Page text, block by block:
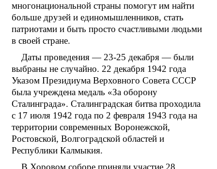
многонациональной страны помогут им найти
больше друзей и единомышленников, стать
патриотами и быть просто счастливыми людьми
в своей стране.
Даты проведения — 23-25 декабря — были
выбраны не случайно. 22 декабря 1942 года
Указом Президиума Верховного Совета СССР
была учреждена медаль «За оборону
Сталинграда». Сталинградская битва проходила
с 17 июля 1942 года по 2 февраля 1943 года на
территории современных Воронежской,
Ростовской, Волгоградской областей и
Республики Калмыкия.
В Хоровом соборе приняли участие 28